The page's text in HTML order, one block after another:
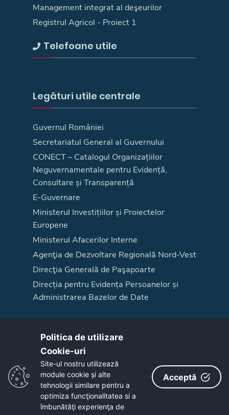
Management integrat al deşeurilor
Registrul Agricol - Proiect 1
Telefoane utile
Legături utile centrale
Guvernul României
Secretariatul General al Guvernului
CONECT – Catalogul Organizațiilor
Neguvernamentale pentru Evidență,
Consultare și Transparență
E-Guvernare
Ministerul Investițiilor și Proiectelor
Europene
Ministerul Afacerilor Interne
Agenţia de Dezvoltare Regională Nord-Vest
Direcţia Generală de Paşapoarte
Direcția pentru Evidența Persoanelor și
Administrarea Bazelor de Date
Operațional Capacitate Administrativă 2014-2020,
cod SIPOCA 667/ MySMIS 129687
Pentru informații detaliate despre celelalte programe cofinanțate de Uniunea
Europeană, vă invităm să vizitați
www.fonduri-ue.ro.
Conținutul acestui site web nu reprezintă în mod obligatoriu poziția oficială
a Uniunii Europene. Întreaga responsabilitate asupra
corectitudinii și coerenței informațiilor prezentate revine inițiatorilor site-ului
web.
Politica de utilizare
Cookie-uri‎
Site-ul nostru utilizează
module cookie și alte
tehnologii similare pentru a
optimiza funcţionalitatea si a
îmbunătăţi experienţa de
Acceptă